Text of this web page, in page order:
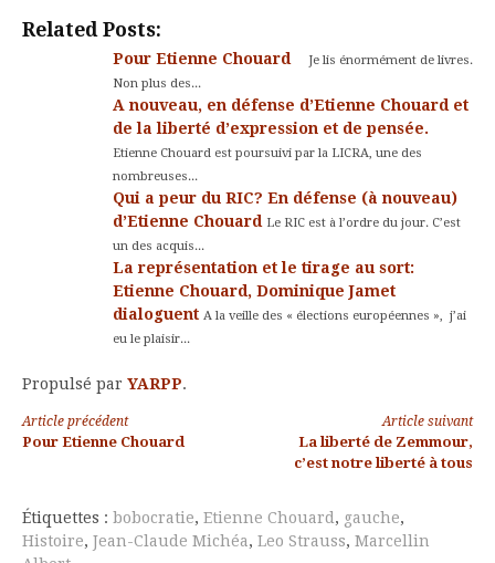
Related Posts:
Pour Etienne Chouard
Je lis énormément de livres.
Non plus des...
A nouveau, en défense d’Etienne Chouard et
de la liberté d’expression et de pensée.
Etienne Chouard est poursuivi par la LICRA, une des
nombreuses...
Qui a peur du RIC? En défense (à nouveau)
d’Etienne Chouard Le RIC est à l’ordre du jour. C’est
un des acquis...
La représentation et le tirage au sort:
Etienne Chouard, Dominique Jamet
dialoguent A la veille des « élections européennes », j’ai
eu le plaisir...
Propulsé par YARPP.
Lire
suite
Article précédent
Pour Etienne Chouard
Article suivant
La liberté de Zemmour,
c’est notre liberté à tous
Étiquettes : bobocratie, Etienne Chouard, gauche,
Histoire, Jean-Claude Michéa, Leo Strauss, Marcellin